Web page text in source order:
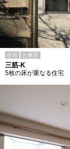
住宅 台東区
三筋-K
5枚の床が重なる住宅